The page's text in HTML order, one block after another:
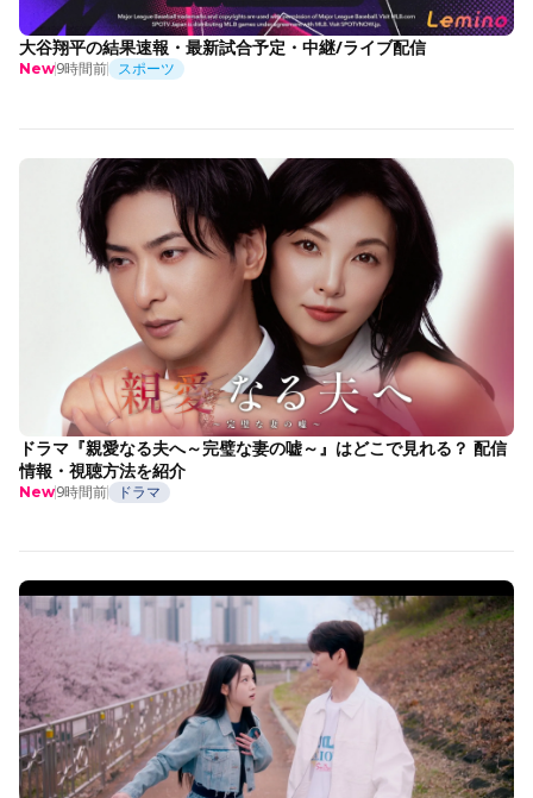
大谷翔平の結果速報・最新試合予定・中継/ライブ配信
New9時間前 スポーツ
ドラマ『親愛なる夫へ～完璧な妻の嘘～』はどこで見れる？ 配信
情報・視聴方法を紹介
New9時間前 ドラマ